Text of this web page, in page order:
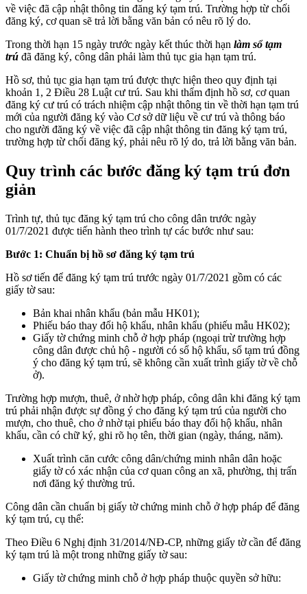
về việc đã cập nhật thông tin đăng ký tạm trú. Trường hợp từ chối
đăng ký, cơ quan sẽ trả lời bằng văn bản có nêu rõ lý do.
Trong thời hạn 15 ngày trước ngày kết thúc thời hạn làm sổ tạm
trú đã đăng ký, công dân phải làm thủ tục gia hạn tạm trú.
Hồ sơ, thủ tục gia hạn tạm trú được thực hiện theo quy định tại
khoản 1, 2 Điều 28 Luật cư trú. Sau khi thẩm định hồ sơ, cơ quan
đăng ký cư trú có trách nhiệm cập nhật thông tin về thời hạn tạm trú
mới của người đăng ký vào Cơ sở dữ liệu về cư trú và thông báo
cho người đăng ký về việc đã cập nhật thông tin đăng ký tạm trú,
trường hợp từ chối đăng ký, phải nêu rõ lý do, trả lời bằng văn bản.
Quy trình các bước đăng ký tạm trú đơn
giản
Trình tự, thủ tục đăng ký tạm trú cho công dân trước ngày
01/7/2021 được tiến hành theo trình tự các bước như sau:
Bước 1: Chuẩn bị hồ sơ đăng ký tạm trú
Hồ sơ tiến để đăng ký tạm trú trước ngày 01/7/2021 gồm có các
giấy tờ sau:
Bản khai nhân khẩu (bản mẫu HK01);
Phiếu báo thay đổi hộ khẩu, nhân khẩu (phiếu mẫu HK02);
Giấy tờ chứng minh chỗ ở hợp pháp (ngoại trừ trường hợp
công dân được chủ hộ - người có sổ hộ khẩu, sổ tạm trú đồng
ý cho đăng ký tạm trú, sẽ không cần xuất trình giấy tờ về chỗ
ở).
Trường hợp mượn, thuê, ở nhờ hợp pháp, công dân khi đăng ký tạm
trú phải nhận được sự đồng ý cho đăng ký tạm trú của người cho
mượn, cho thuê, cho ở nhờ tại phiếu báo thay đổi hộ khẩu, nhân
khẩu, cần có chữ ký, ghi rõ họ tên, thời gian (ngày, tháng, năm).
Xuất trình căn cước công dân/chứng minh nhân dân hoặc
giấy tờ có xác nhận của cơ quan công an xã, phường, thị trấn
nơi đăng ký thường trú.
Công dân cần chuẩn bị giấy tờ chứng minh chỗ ở hợp pháp để đăng
ký tạm trú, cụ thể:
Theo Điều 6 Nghị định 31/2014/NĐ-CP, những giấy tờ cần để đăng
ký tạm trú là một trong những giấy tờ sau:
Giấy tờ chứng minh chỗ ở hợp pháp thuộc quyền sở hữu: